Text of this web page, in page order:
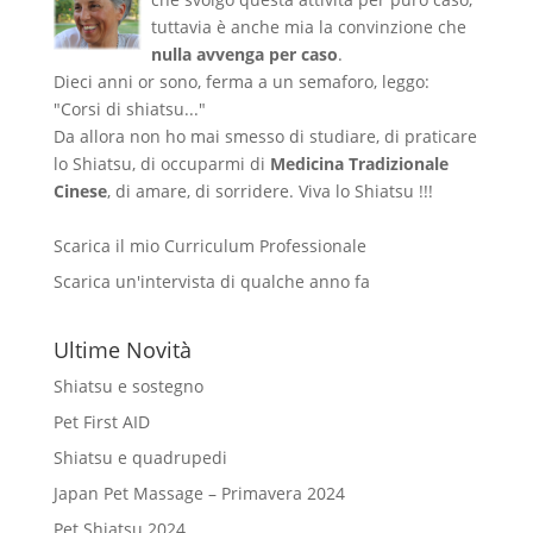
tuttavia è anche mia la convinzione che
nulla avvenga per caso.
Dieci anni or sono, ferma a un semaforo, leggo:
"Corsi di shiatsu..."
Da allora non ho mai smesso di studiare, di praticare
lo Shiatsu, di occuparmi di Medicina Tradizionale
Cinese, di amare, di sorridere. Viva lo Shiatsu !!!
Scarica il mio Curriculum Professionale
Scarica un'intervista di qualche anno fa
Ultime Novità
Shiatsu e sostegno
Pet First AID
Shiatsu e quadrupedi
Japan Pet Massage – Primavera 2024